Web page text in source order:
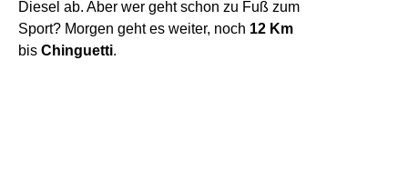
Diesel ab. Aber wer geht schon zu Fuß zum
Sport? Morgen geht es weiter, noch 12 Km
bis Chinguetti.